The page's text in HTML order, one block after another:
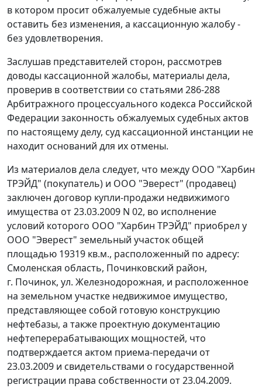
в котором просит обжалуемые судебные акты
оставить без изменения, а кассационную жалобу -
без удовлетворения.
Заслушав представителей сторон, рассмотрев
доводы кассационной жалобы, материалы дела,
проверив в соответствии со статьями 286-288
Арбитражного процессуального кодекса Российской
Федерации законность обжалуемых судебных актов
по настоящему делу, суд кассационной инстанции не
находит оснований для их отмены.
Из материалов дела следует, что между ООО "Харбин
ТРЭЙД" (покупатель) и ООО "Эверест" (продавец)
заключен договор купли-продажи недвижимого
имущества от 23.03.2009 N 02, во исполнение
условий которого ООО "Харбин ТРЭЙД" приобрел у
ООО "Эверест" земельный участок общей
площадью 19319 кв.м., расположенный по адресу:
Смоленская область, Починковский район,
г. Починок, ул. Железнодорожная, и расположенное
на земельном участке недвижимое имущество,
представляющее собой готовую конструкцию
нефтебазы, а также проектную документацию
нефтеперерабатывающих мощностей, что
подтверждается актом приема-передачи от
23.03.2009 и свидетельствами о государственной
регистрации права собственности от 23.04.2009.